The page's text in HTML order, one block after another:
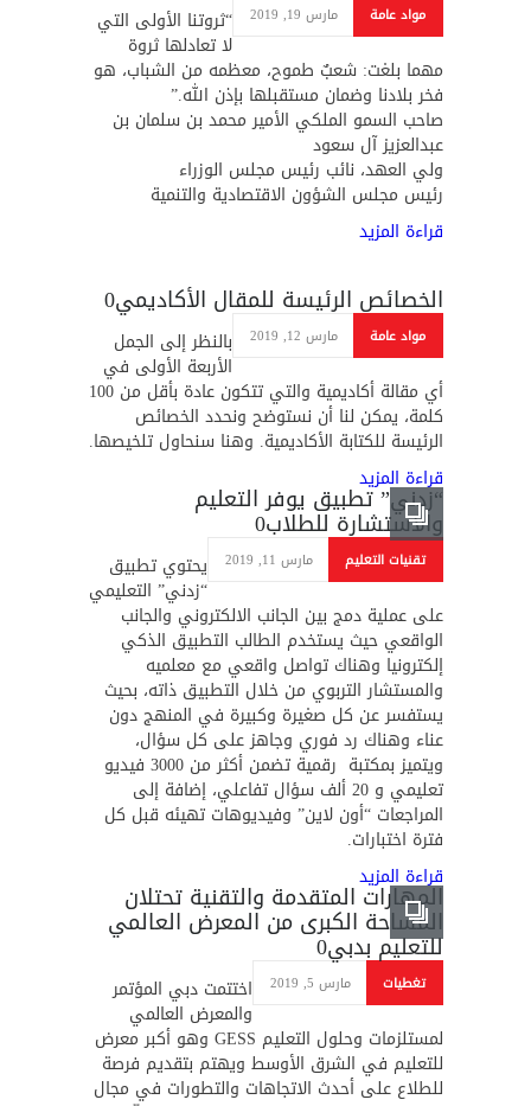
مواد عامة مارس 19, 2019 “ثروتنا الأولى التي
لا تعادلها ثروة
مهما بلغت: شعبٌ طموح، معظمه من الشباب، هو
فخر بلادنا وضمان مستقبلها بإذن الله.”
صاحب السمو الملكي الأمير محمد بن سلمان بن
عبدالعزيز آل سعود
ولي العهد، نائب رئيس مجلس الوزراء
رئيس مجلس الشؤون الاقتصادية والتنمية
قراءة المزيد
الخصائص الرئيسة للمقال الأكاديمي0
مواد عامة مارس 12, 2019 بالنظر إلى الجمل
الأربعة الأولى في
أي مقالة أكاديمية والتي تتكون عادة بأقل من 100
كلمة، يمكن لنا أن نستوضح ونحدد الخصائص
الرئيسة للكتابة الأكاديمية. وهنا سنحاول تلخيصها.
قراءة المزيد
“زدني” تطبيق يوفر التعليم
والاستشارة للطلاب0
تقنيات التعليم مارس 11, 2019 يحتوي تطبيق
“زدني” التعليمي
على عملية دمج بين الجانب الالكتروني والجانب
الواقعي حيث يستخدم الطالب التطبيق الذكي
إلكترونيا وهناك تواصل واقعي مع معلميه
والمستشار التربوي من خلال التطبيق ذاته، بحيث
يستفسر عن كل صغيرة وكبيرة في المنهج دون
عناء وهناك رد فوري وجاهز على كل سؤال،
ويتميز بمكتبة رقمية تضمن أكثر من 3000 فيديو
تعليمي و 20 ألف سؤال تفاعلي، إضافة إلى
المراجعات “أون لاين” وفيديوهات تهيئه قبل كل
فترة اختبارات.
قراءة المزيد
المهارات المتقدمة والتقنية تحتلان
المساحة الكبرى من المعرض العالمي
للتعليم بدبي0
تغطيات مارس 5, 2019 اختتمت دبي المؤتمر
والمعرض العالمي
لمستلزمات وحلول التعليم GESS وهو أكبر معرض
للتعليم في الشرق الأوسط ويهتم بتقديم فرصة
للطلاع على أحدث الاتجاهات والتطورات في مجال